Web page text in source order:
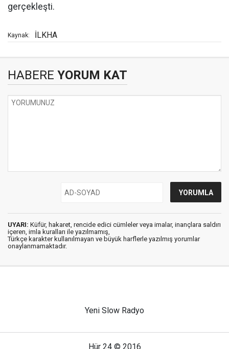
gerçekleşti.
Kaynak: İLKHA
HABERE YORUM KAT
UYARI: Küfür, hakaret, rencide edici cümleler veya imalar, inançlara saldırı
içeren, imla kuralları ile yazılmamış,
Türkçe karakter kullanılmayan ve büyük harflerle yazılmış yorumlar
onaylanmamaktadır.
Yeni Slow Radyo
Hür 24 © 2016